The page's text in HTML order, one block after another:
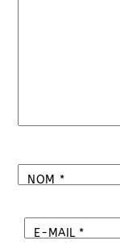
NOM *
E-MAIL *